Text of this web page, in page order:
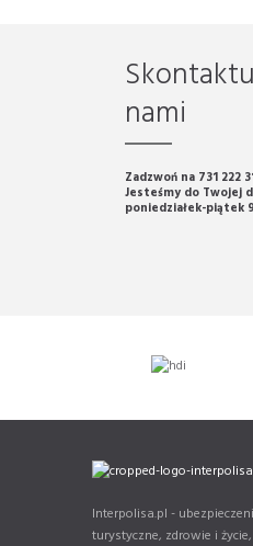
nami
Zadzwoń na 731 222
Jesteśmy do Twojej
poniedziałek-piątek
Interpolisa.pl -
turystyczne, zdrowie i